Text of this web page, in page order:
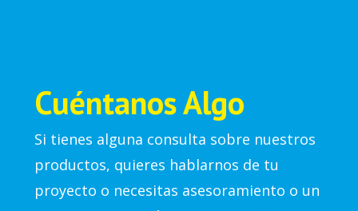
Cuéntanos Algo
Si tienes alguna consulta sobre nuestros
productos, quieres hablarnos de tu
proyecto o necesitas asesoramiento o un